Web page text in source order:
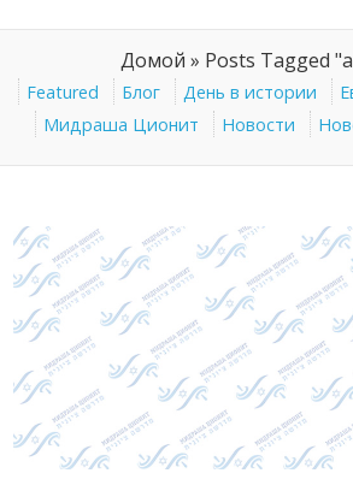
Домой » Posts Tagged
Featured Блог День в истории
Мидраша Ционит
Новости